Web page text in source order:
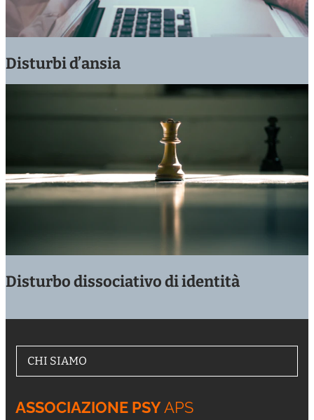
Disturbi d’ansia
Disturbo dissociativo di identità
CHI SIAMO
ASSOCIAZIONE PSYAPS